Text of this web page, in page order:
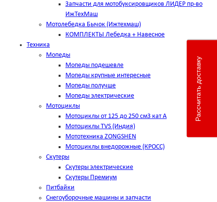
Запчасти для мотобуксировщиков ЛИДЕР пр-во
ИжТехМаш
Мотолебедка Бычок (Ижтехмаш)
КОМПЛЕКТЫ Лебедка + Навесное
Техника
Мопеды
Мопеды подешевле
Мопеды крупные интересные
Мопеды получше
Мопеды электрические
Мотоциклы
Мотоциклы от 125 до 250 см3 кат А
Мотоциклы TVS (Индия)
Мототехника ZONGSHEN
Мотоциклы внедорожные (КРОСС)
Скутеры
Скутеры электрические
Скутеры Премиум
Питбайки
Снегоуборочные машины и запчасти
Рассчитать доставку